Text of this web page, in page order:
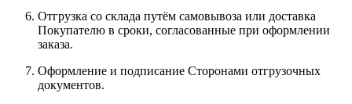
Отгрузка со склада путём самовывоза или доставка
Покупателю в сроки, согласованные при оформлении
заказа.
Оформление и подписание Сторонами отгрузочных
документов.